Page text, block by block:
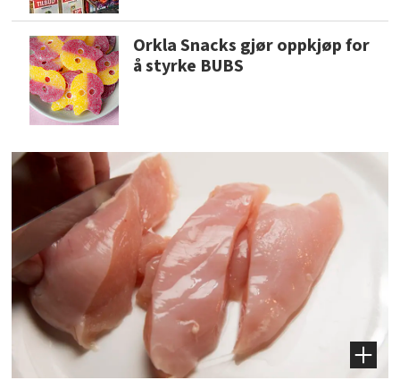
Orkla Snacks gjør oppkjøp for
å styrke BUBS